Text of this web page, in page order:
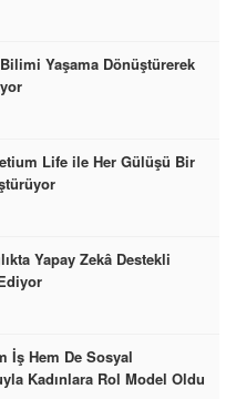
Yaşama Dönüştürerek
Life ile Her Gülüşü Bir
Yapay Zekâ Destekli
İş Hem De Sosyal
Kadınlara Rol Model Oldu